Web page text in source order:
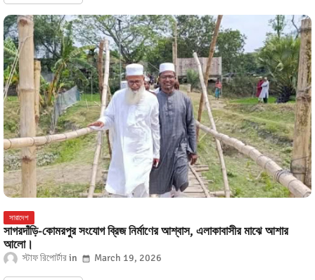
সারাদেশ
সাগরদাঁড়ি-কোমরপুর সংযোগ ব্রিজ নির্মাণের আশ্বাস, এলাকাবাসীর মাঝে আশার
আলো।
স্টাফ রিপোর্টার March 19, 2026